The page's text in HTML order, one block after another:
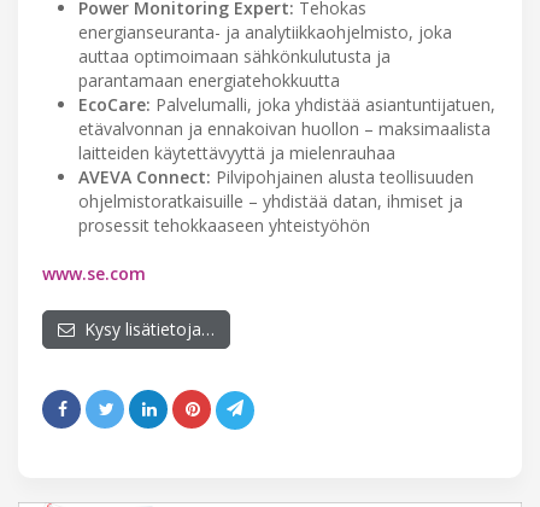
Power Monitoring Expert: Tehokas
energianseuranta- ja analytiikkaohjelmisto, joka
auttaa optimoimaan sähkönkulutusta ja
parantamaan energiatehokkuutta
EcoCare: Palvelumalli, joka yhdistää asiantuntijatuen,
etävalvonnan ja ennakoivan huollon – maksimaalista
laitteiden käytettävyyttä ja mielenrauhaa
AVEVA Connect: Pilvipohjainen alusta teollisuuden
ohjelmistoratkaisuille – yhdistää datan, ihmiset ja
prosessit tehokkaaseen yhteistyöhön
www.se.com
Kysy lisätietoja…